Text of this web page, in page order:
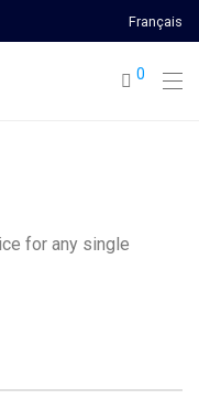
Français
0
for any single